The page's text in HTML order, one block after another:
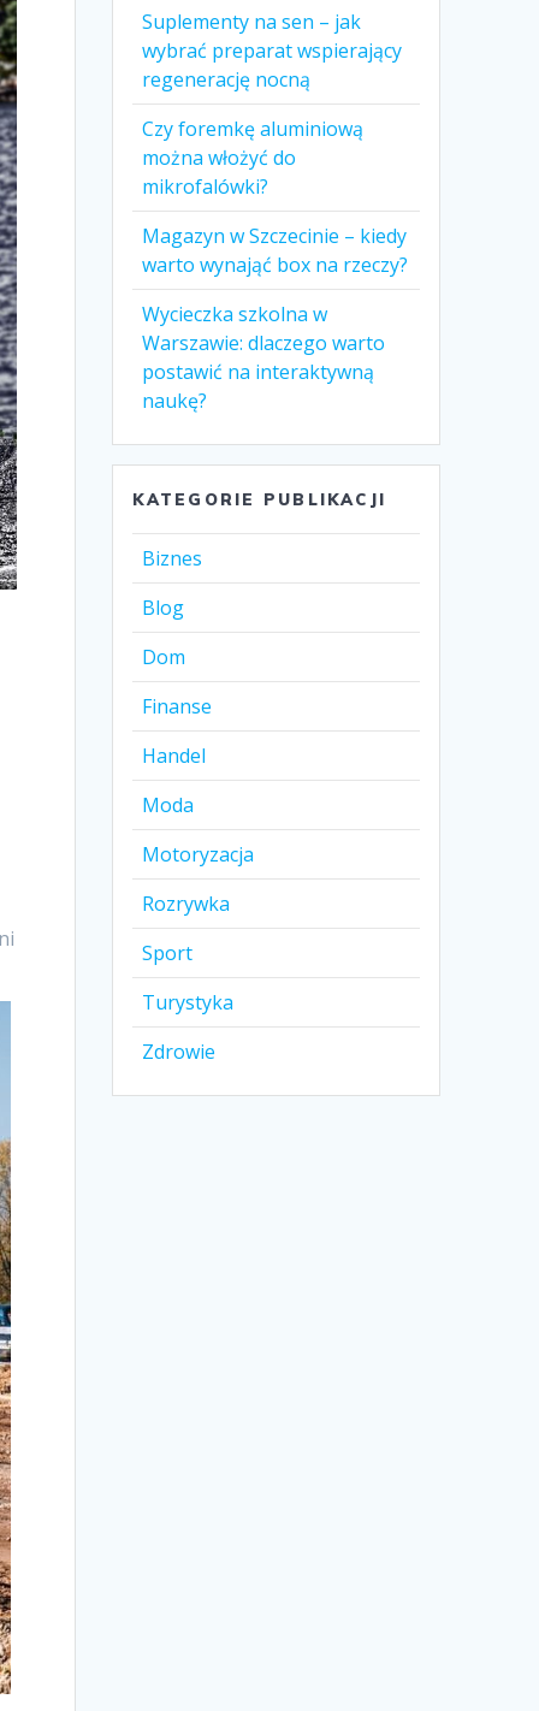
Suplementy na sen – jak
wybrać preparat wspierający
regenerację nocną
Czy foremkę aluminiową
można włożyć do
mikrofalówki?
Magazyn w Szczecinie – kiedy
warto wynająć box na rzeczy?
Wycieczka szkolna w
Warszawie: dlaczego warto
postawić na interaktywną
naukę?
KATEGORIE PUBLIKACJI
Biznes
Blog
Dom
Finanse
Handel
Moda
Motoryzacja
Rozrywka
Sport
Turystyka
Zdrowie